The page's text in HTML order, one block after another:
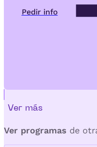
Pedir info
Ver más
Ver programas de